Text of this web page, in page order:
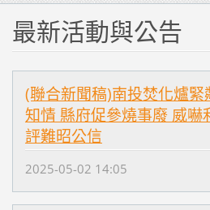
最新活動與公告
(聯合新聞稿)南投焚化爐
知情 縣府促參燒事廢 威嚇
評難昭公信
2025-05-02 14:05